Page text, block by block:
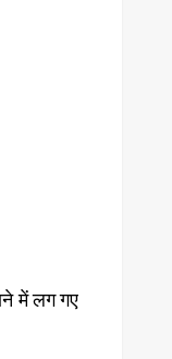
में लग गए